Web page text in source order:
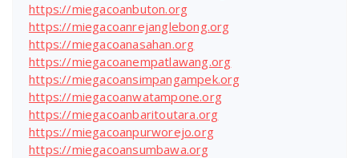
https://miegacoanbuton.org
https://miegacoanrejanglebong.org
https://miegacoanasahan.org
https://miegacoanempatlawang.org
https://miegacoansimpangampek.org
https://miegacoanwatampone.org
https://miegacoanbaritoutara.org
https://miegacoanpurworejo.org
https://miegacoansumbawa.org